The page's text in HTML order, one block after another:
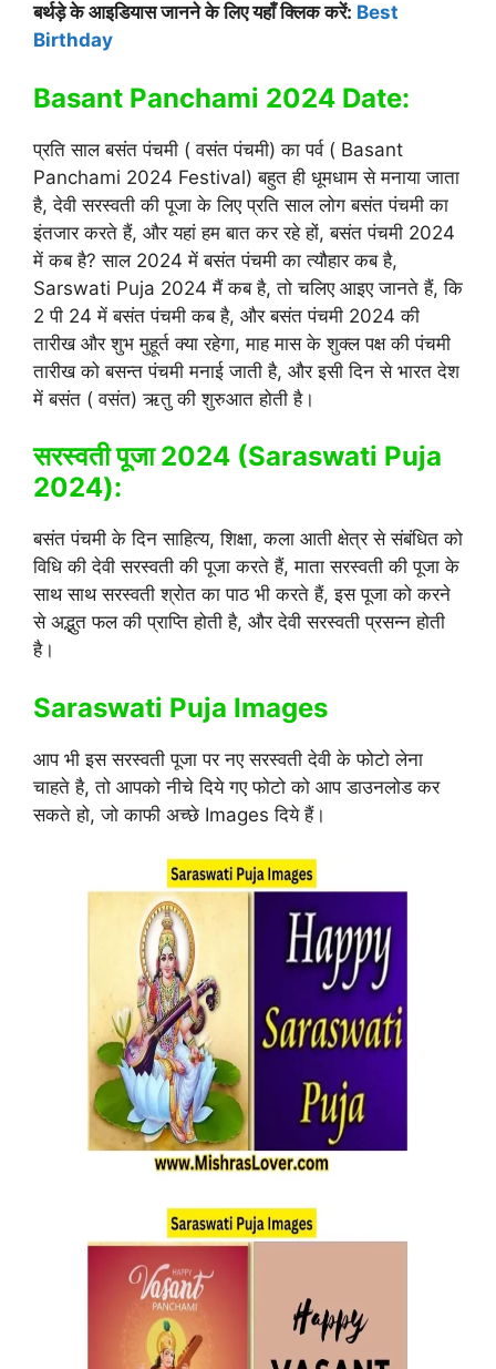
बर्थड़े के आइडियास जानने के लिए यहाँ क्लिक करें: Best
Birthday
Basant Panchami 2024 Date:
प्रति साल बसंत पंचमी ( वसंत पंचमी) का पर्व ( Basant
Panchami 2024 Festival) बहुत ही धूमधाम से मनाया जाता
है, देवी सरस्वती की पूजा के लिए प्रति साल लोग बसंत पंचमी का
इंतजार करते हैं, और यहां हम बात कर रहे हों, बसंत पंचमी 2024
में कब है? साल 2024 में बसंत पंचमी का त्यौहार कब है,
Sarswati Puja 2024 मैं कब है, तो चलिए आइए जानते हैं, कि
2 पी 24 में बसंत पंचमी कब है, और बसंत पंचमी 2024 की
तारीख और शुभ मुहूर्त क्या रहेगा, माह मास के शुक्ल पक्ष की पंचमी
तारीख को बसन्त पंचमी मनाई जाती है, और इसी दिन से भारत देश
में बसंत ( वसंत) ऋतु की शुरुआत होती है।
सरस्वती पूजा 2024 (Saraswati Puja
2024):
बसंत पंचमी के दिन साहित्य, शिक्षा, कला आती क्षेत्र से संबंधित को
विधि की देवी सरस्वती की पूजा करते हैं, माता सरस्वती की पूजा के
साथ साथ सरस्वती श्रोत का पाठ भी करते हैं, इस पूजा को करने
से अद्भुत फल की प्राप्ति होती है, और देवी सरस्वती प्रसन्न होती
है।
Saraswati Puja Images
आप भी इस सरस्वती पूजा पर नए सरस्वती देवी के फोटो लेना
चाहते है, तो आपको नीचे दिये गए फोटो को आप डाउनलोड कर
सकते हो, जो काफी अच्छे Images दिये हैं।